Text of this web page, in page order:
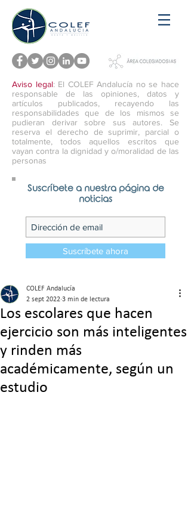
Aviso legal: El COLEF Andalucía no se hace
responsable de las opiniones, datos y
artículos publicados, recayendo las
responsabilidades que de los mismos se
pudieran derivar sobre sus autores. Se
reserva el derecho de suprimir, parcial o
totalmente, todos aquellos escritos que
vayan contra la dignidad y o/moralidad de las
personas
Suscríbete a nuestra página de
noticias
Suscríbete ahora
Los escolares que hacen
ejercicio son más inteligentes
y rinden más
académicamente, según un
estudio
COLEF Andalucía
2 sept 2022 3 min de lectura